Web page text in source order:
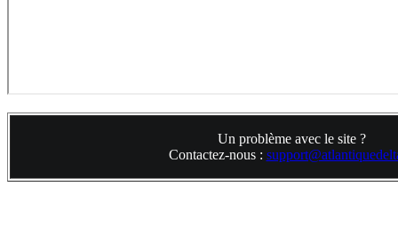
Un problème avec le site ?
Contactez-nous :